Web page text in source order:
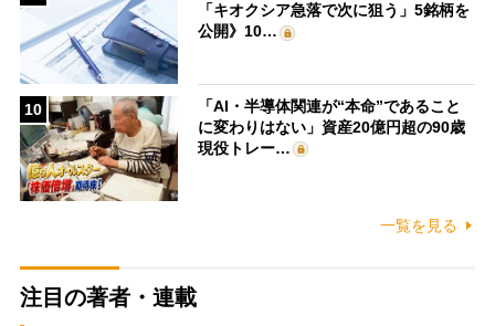
「キオクシア急落で次に狙う」5銘柄を
公開》10…
10
「AI・半導体関連が“本命”であること
に変わりはない」資産20億円超の90歳
現役トレー…
一覧を見る
注目の著者・連載